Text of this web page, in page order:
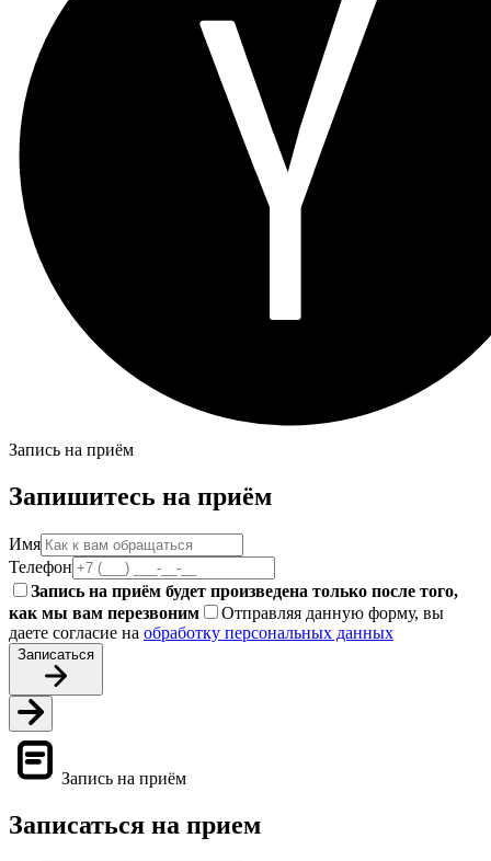
Запись на приём
Запишитесь на приём
Имя
Телефон
Запись на приём будет произведена только после того,
как мы вам перезвоним
Отправляя данную форму, вы
даете согласие на обработку персональных данных
Записаться
Запись на приём
Записаться на прием